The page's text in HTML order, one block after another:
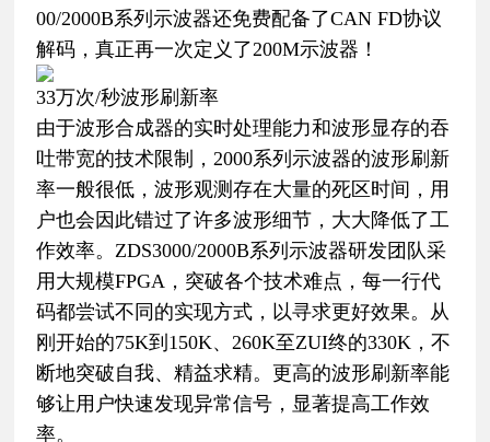
00/2000B系列示波器还免费配备了CAN FD协议
解码，真正再一次定义了200M示波器！
33万次/秒波形刷新率
由于波形合成器的实时处理能力和波形显存的吞
吐带宽的技术限制，2000系列示波器的波形刷新
率一般很低，波形观测存在大量的死区时间，用
户也会因此错过了许多波形细节，大大降低了工
作效率。ZDS3000/2000B系列示波器研发团队采
用大规模FPGA，突破各个技术难点，每一行代
码都尝试不同的实现方式，以寻求更好效果。从
刚开始的75K到150K、260K至ZUI终的330K，不
断地突破自我、精益求精。更高的波形刷新率能
够让用户快速发现异常信号，显著提高工作效
率。